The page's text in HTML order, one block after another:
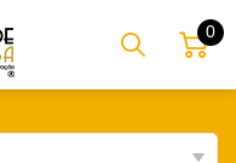
0